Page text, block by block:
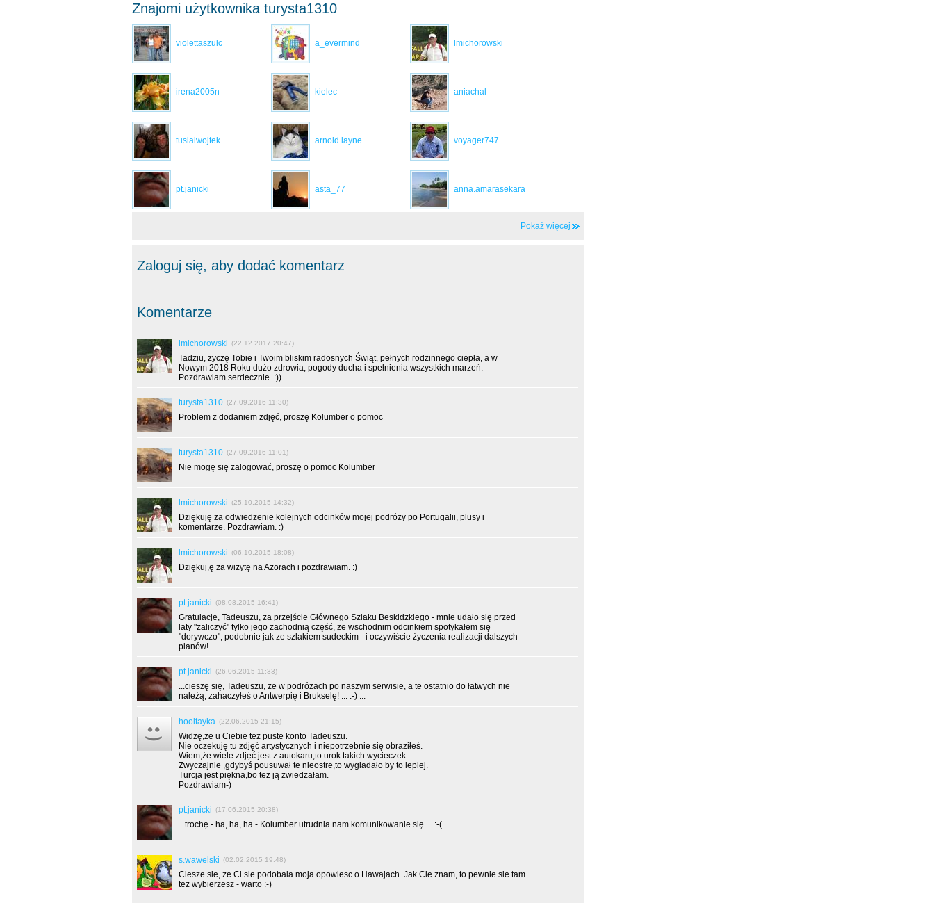
Znajomi użytkownika turysta1310
violettaszulc a_evermind lmichorowski
irena2005n kielec aniachal
tusiaiwojtek arnold.layne voyager747
pt.janicki asta_77 anna.amarasekara
Pokaż więcej
Zaloguj się, aby dodać komentarz
Komentarze
lmichorowski (22.12.2017 20:47)
Tadziu, życzę Tobie i Twoim bliskim radosnych Świąt, pełnych rodzinnego ciepła, a w
Nowym 2018 Roku dużo zdrowia, pogody ducha i spełnienia wszystkich marzeń.
Pozdrawiam serdecznie. :))
turysta1310 (27.09.2016 11:30)
Problem z dodaniem zdjęć, proszę Kolumber o pomoc
turysta1310 (27.09.2016 11:01)
Nie mogę się zalogować, proszę o pomoc Kolumber
lmichorowski (25.10.2015 14:32)
Dziękuję za odwiedzenie kolejnych odcinków mojej podróży po Portugalii, plusy i
komentarze. Pozdrawiam. :)
lmichorowski (06.10.2015 18:08)
Dziękuj,ę za wizytę na Azorach i pozdrawiam. :)
pt.janicki (08.08.2015 16:41)
Gratulacje, Tadeuszu, za przejście Głównego Szlaku Beskidzkiego - mnie udało się przed
laty "zaliczyć" tylko jego zachodnią część, ze wschodnim odcinkiem spotykałem się
"dorywczo", podobnie jak ze szlakiem sudeckim - i oczywiście życzenia realizacji dalszych
planów!
pt.janicki (26.06.2015 11:33)
...cieszę się, Tadeuszu, że w podróżach po naszym serwisie, a te ostatnio do łatwych nie
należą, zahaczyłeś o Antwerpię i Brukselę! ... :-) ...
hooltayka (22.06.2015 21:15)
Widzę,że u Ciebie tez puste konto Tadeuszu.
Nie oczekuję tu zdjęć artystycznych i niepotrzebnie się obraziłeś.
Wiem,że wiele zdjęć jest z autokaru,to urok takich wycieczek.
Zwyczajnie ,gdybyś pousuwał te nieostre,to wygladało by to lepiej.
Turcja jest piękna,bo tez ją zwiedzałam.
Pozdrawiam-)
pt.janicki (17.06.2015 20:38)
...trochę - ha, ha, ha - Kolumber utrudnia nam komunikowanie się ... :-( ...
s.wawelski (02.02.2015 19:48)
Ciesze sie, ze Ci sie podobala moja opowiesc o Hawajach. Jak Cie znam, to pewnie sie tam
tez wybierzesz - warto :-)